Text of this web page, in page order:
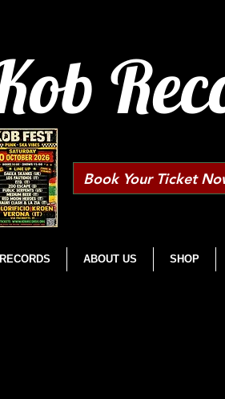
Book Your Ticket
ABOUT US SHOP